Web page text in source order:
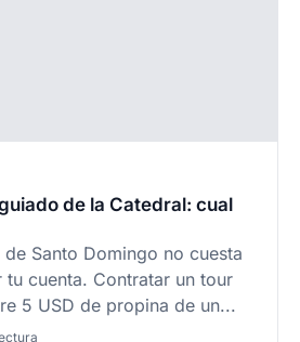
de la Catedral: cual
Santo Domingo no cuesta
tu cuenta. Contratar un tour
5 USD de propina de un...